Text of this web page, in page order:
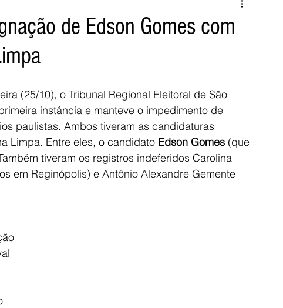
de Edson Gomes com
(25/10), o Tribunal Regional Eleitoral de São
instância e manteve o impedimento de
paulistas. Ambos tiveram as candidaturas
Limpa. Entre eles, o candidato Edson Gomes (que
tiveram os registros indeferidos Carolina
em Reginópolis) e Antônio Alexandre Gemente